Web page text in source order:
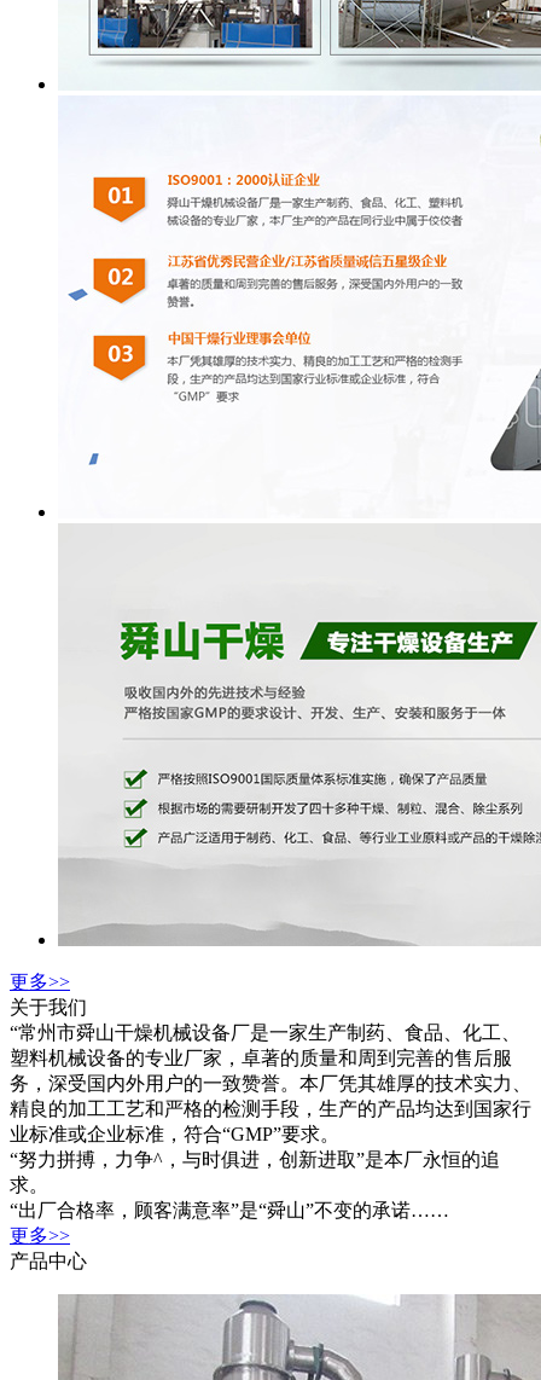
更多>>
关于我们
“常州市舜山干燥机械设备厂是一家生产制药、食品、化工、
塑料机械设备的专业厂家，卓著的质量和周到完善的售后服
务，深受国内外用户的一致赞誉。本厂凭其雄厚的技术实力、
精良的加工工艺和严格的检测手段，生产的产品均达到国家行
业标准或企业标准，符合“GMP”要求。
“努力拼搏，力争^，与时俱进，创新进取”是本厂永恒的追
求。
“出厂合格率，顾客满意率”是“舜山”不变的承诺……
更多>>
产品中心